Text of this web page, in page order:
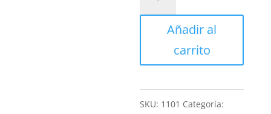
DESCARTABLE
500cc
cantidad
Añadir al
carrito
SKU: 1101 Categoría: